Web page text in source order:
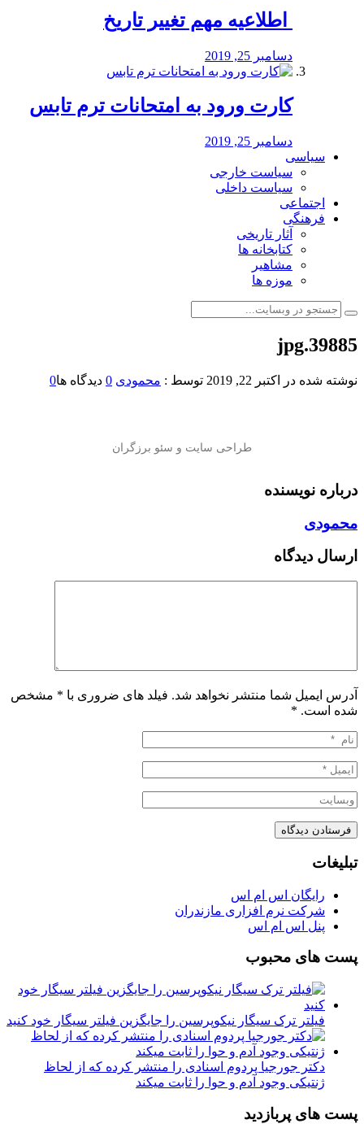
️ اطلاعیه مهم تغییر تاریخ
دسامبر 25, 2019
کارت ورود به امتحانات ترم تابس
دسامبر 25, 2019
سیاسی
سیاست خارجی
سیاست داخلی
اجتماعی
فرهنگی
آثار تاریخی
کتابخانه ها
مشاهیر
موزه ها
39885.jpg
نوشته شده در اکتبر 22, 2019 توسط : محمودی 0 دیدگاه ها0
درباره نویسنده
محمودی
ارسال دیدگاه
آدرس ایمیل شما منتشر نخواهد شد. فیلد های ضروری با * مشخص
شده است. *
تبلیغات
رایگان اس ام اس
شرکت نرم افزاری مازندران
پنل اس ام اس
پست های محبوب
فیلتر ترک سیگار نیکوپرسین را جایگزین فیلتر سیگار خود کنید
دکتر جورجیا پردوم اسنادی را منتشر کرده که از لحاظ
ژنتیکی وجود آدم و حوا را ثابت میکند
پست های پربازدید